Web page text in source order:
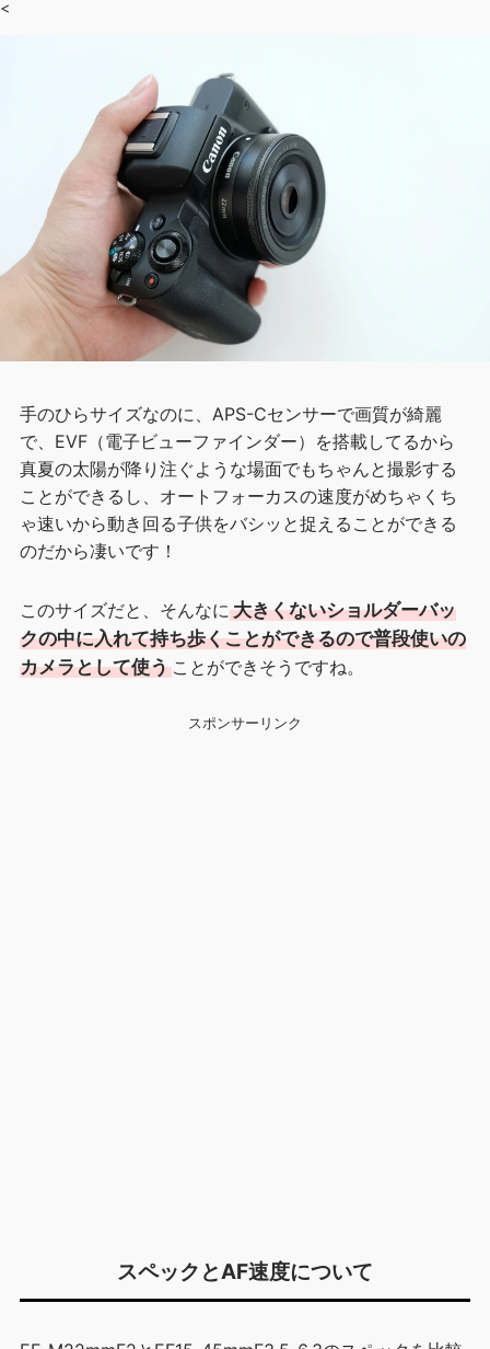
<
手のひらサイズなのに、APS-Cセンサーで画質が綺麗
で、EVF（電子ビューファインダー）を搭載してるから
真夏の太陽が降り注ぐような場面でもちゃんと撮影する
ことができるし、オートフォーカスの速度がめちゃくち
ゃ速いから動き回る子供をバシッと捉えることができる
のだから凄いです！
このサイズだと、そんなに大きくないショルダーバッ
クの中に入れて持ち歩くことができるので普段使いの
カメラとして使うことができそうですね。
スポンサーリンク
スペックとAF速度について